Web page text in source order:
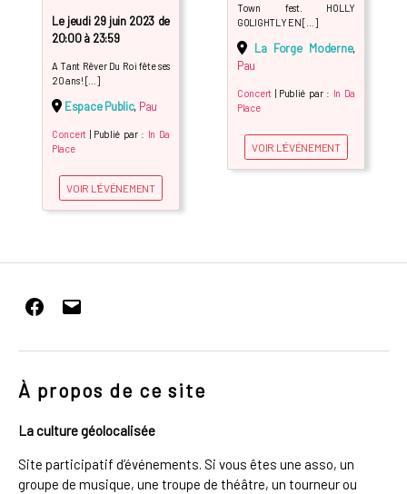
Le jeudi 29 juin 2023 de
20:00 à 23:59
A Tant Rêver Du Roi fête ses
20 ans ! […]
Espace Public, Pau
Concert | Publié par : In Da
Place
VOIR L'ÉVÉNEMENT
Town fest. HOLLY
GOLIGHTLY EN […]
La Forge Moderne,
Pau
Concert | Publié par : In Da
Place
VOIR L'ÉVÉNEMENT
Facebook
E-
mail
À propos de ce site
La culture géolocalisée
Site participatif d’événements. Si vous êtes une asso, un
groupe de musique, une troupe de théâtre, un tourneur ou